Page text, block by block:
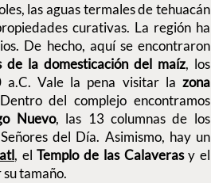
las aguas termales de tehuacán
curativas. La región ha
De hecho, aquí se encontraron
de la domesticación del maíz, los
Vale la pena visitar la zona
del complejo encontramos
Nuevo, las 13 columnas de los
del Día. Asimismo, hay un
, elTemplo de las Calaverasy el
su tamaño.